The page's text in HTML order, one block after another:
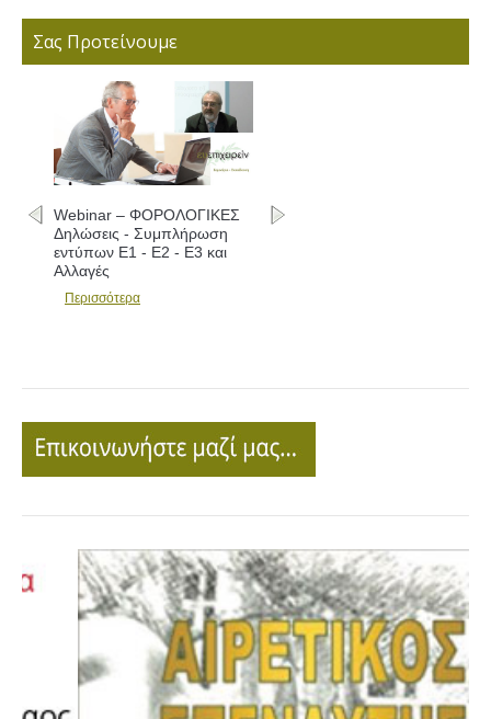
Σας Προτείνουμε
Webinar – ΦΟΡΟΛΟΓΙΚΕΣ
Δηλώσεις - Συμπλήρωση
εντύπων Ε1 - Ε2 - Ε3 και
Αλλαγές
Περισσότερα